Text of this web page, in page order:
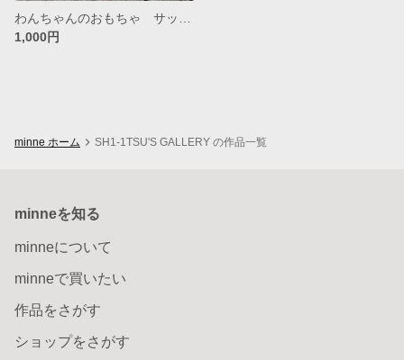
1,000円
minne ホーム SH1-1TSU'S GALLERY の作品一覧
minneを知る
minneについて
minneで買いたい
作品をさがす
ショップをさがす